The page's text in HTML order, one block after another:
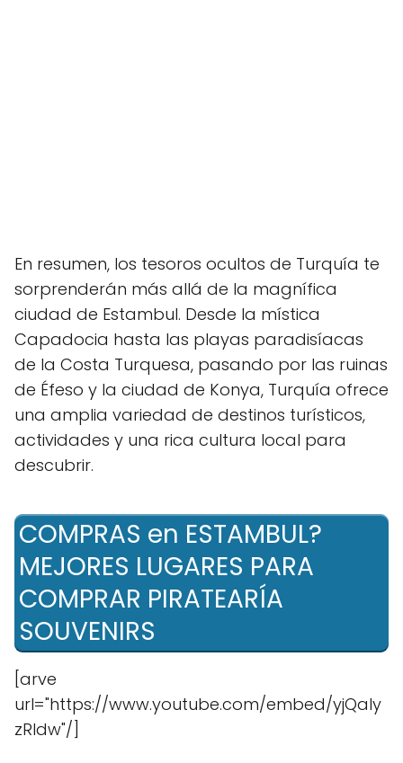
En resumen, los tesoros ocultos de Turquía te
sorprenderán más allá de la magnífica
ciudad de Estambul. Desde la mística
Capadocia hasta las playas paradisíacas
de la Costa Turquesa, pasando por las ruinas
de Éfeso y la ciudad de Konya, Turquía ofrece
una amplia variedad de destinos turísticos,
actividades y una rica cultura local para
descubrir.
COMPRAS en ESTAMBUL?
MEJORES LUGARES PARA
COMPRAR PIRATEARÍA
SOUVENIRS
[arve
url="https://www.youtube.com/embed/yjQaIy
zRIdw"/]